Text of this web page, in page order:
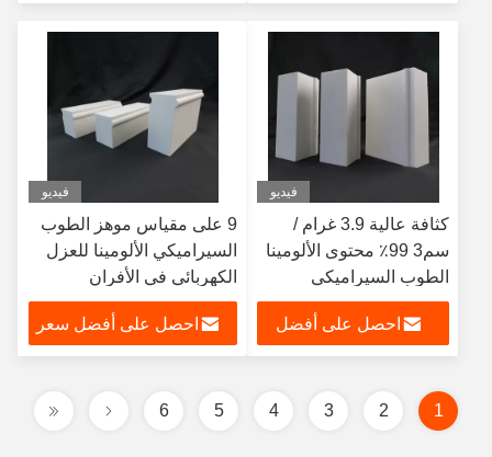
فيديو
كثافة عالية 3.9 غرام /
سم3 99٪ محتوى الألومينا
الطوب السيراميكي
مقاومة عالية للتآكل
احصل على أفضل
فيديو
9 على مقياس موهز الطوب
السيراميكي الألومينا للعزل
الكهربائي في الأفران
الصناعية والأفران
احصل على أفضل سعر
1
2
3
4
5
6